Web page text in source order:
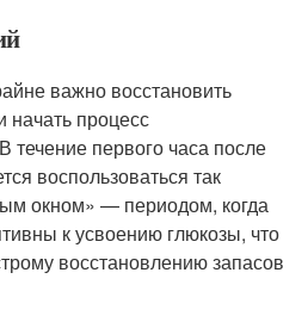
важно восстановить
начать процесс
первого часа после
воспользоваться так
окном» — периодом, когда
к усвоению глюкозы, что
восстановлению запасов